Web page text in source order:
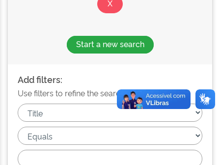
Start a new search
Add filters:
Use filters to refine the search results.